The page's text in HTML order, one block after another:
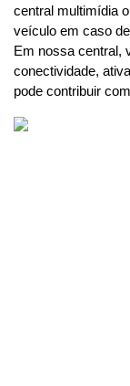
central multimídia
veículo em caso
Em nossa central,
conectividade,
pode contribuir